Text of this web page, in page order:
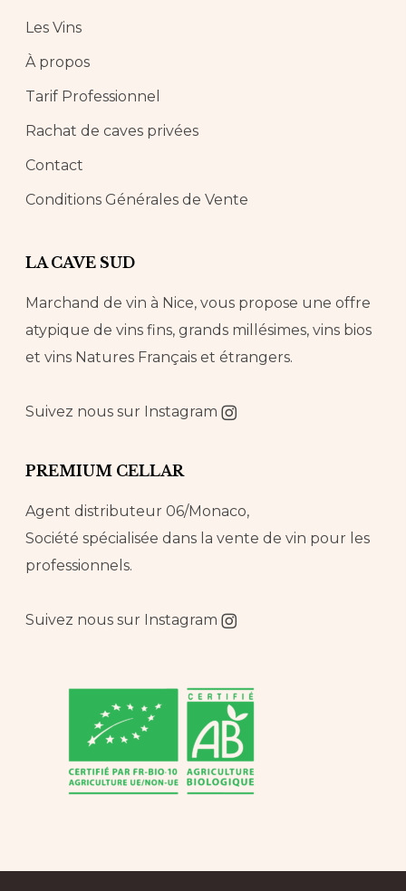
Les Vins
À propos
Tarif Professionnel
Rachat de caves privées
Contact
Conditions Générales de Vente
LA CAVE SUD
Marchand de vin à Nice, vous propose une offre
atypique de vins fins, grands millésimes, vins bios
et vins Natures Français et étrangers.
Suivez nous sur Instagram
PREMIUM CELLAR
Agent distributeur 06/Monaco,
Société spécialisée dans la vente de vin pour les
professionnels.
Suivez nous sur Instagram